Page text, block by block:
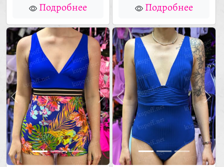
Подробнее Подробнее